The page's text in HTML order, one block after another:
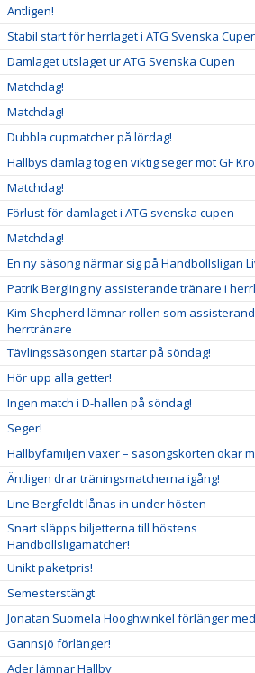
Äntligen!
Stabil start för herrlaget i ATG Svenska
Damlaget utslaget ur ATG Svenska Cupen
Matchdag!
Matchdag!
Dubbla cupmatcher på lördag!
Hallbys damlag tog en viktig seger mot GF
Matchdag!
Förlust för damlaget i ATG svenska cupen
Matchdag!
En ny säsong närmar sig på Handbollsligan
Patrik Bergling ny assisterande tränare i
Kim Shepherd lämnar rollen som
herrtränare
Tävlingssäsongen startar på söndag!
Hör upp alla getter!
Ingen match i D-hallen på söndag!
Seger!
Hallbyfamiljen växer – säsongskorten ökar
Äntligen drar träningsmatcherna igång!
Line Bergfeldt lånas in under hösten
Snart släpps biljetterna till höstens
Handbollsligamatcher!
Unikt paketpris!
Semesterstängt
Jonatan Suomela Hooghwinkel förlänger
Gannsjö förlänger!
Ader lämnar Hallby